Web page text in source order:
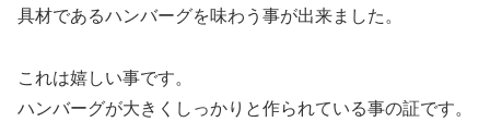
具材であるハンバーグを味わう事が出来ました。
これは嬉しい事です。
ハンバーグが大きくしっかりと作られている事の証です。